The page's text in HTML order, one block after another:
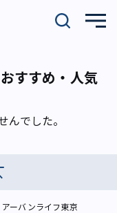
すすめ・人気
でした。
アーバンライフ東京